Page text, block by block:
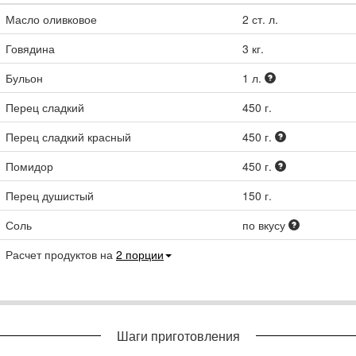
Масло оливковое 2 ст. л.
Говядина
3 кг.
Бульон
1 л.
Перец сладкий
450 г.
Перец сладкий красный
450 г.
Помидор
450 г.
Перец душистый
150 г.
Соль
по вкусу
Расчет продуктов на 2 порции
Шаги приготовления